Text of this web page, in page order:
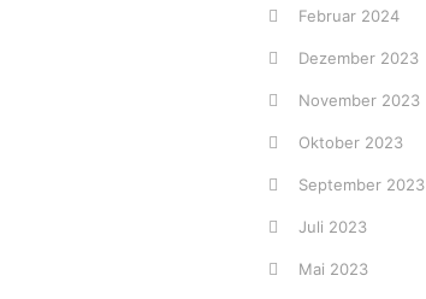
Februar 2024
Dezember 2023
November 2023
Oktober 2023
September 2023
Juli 2023
Mai 2023